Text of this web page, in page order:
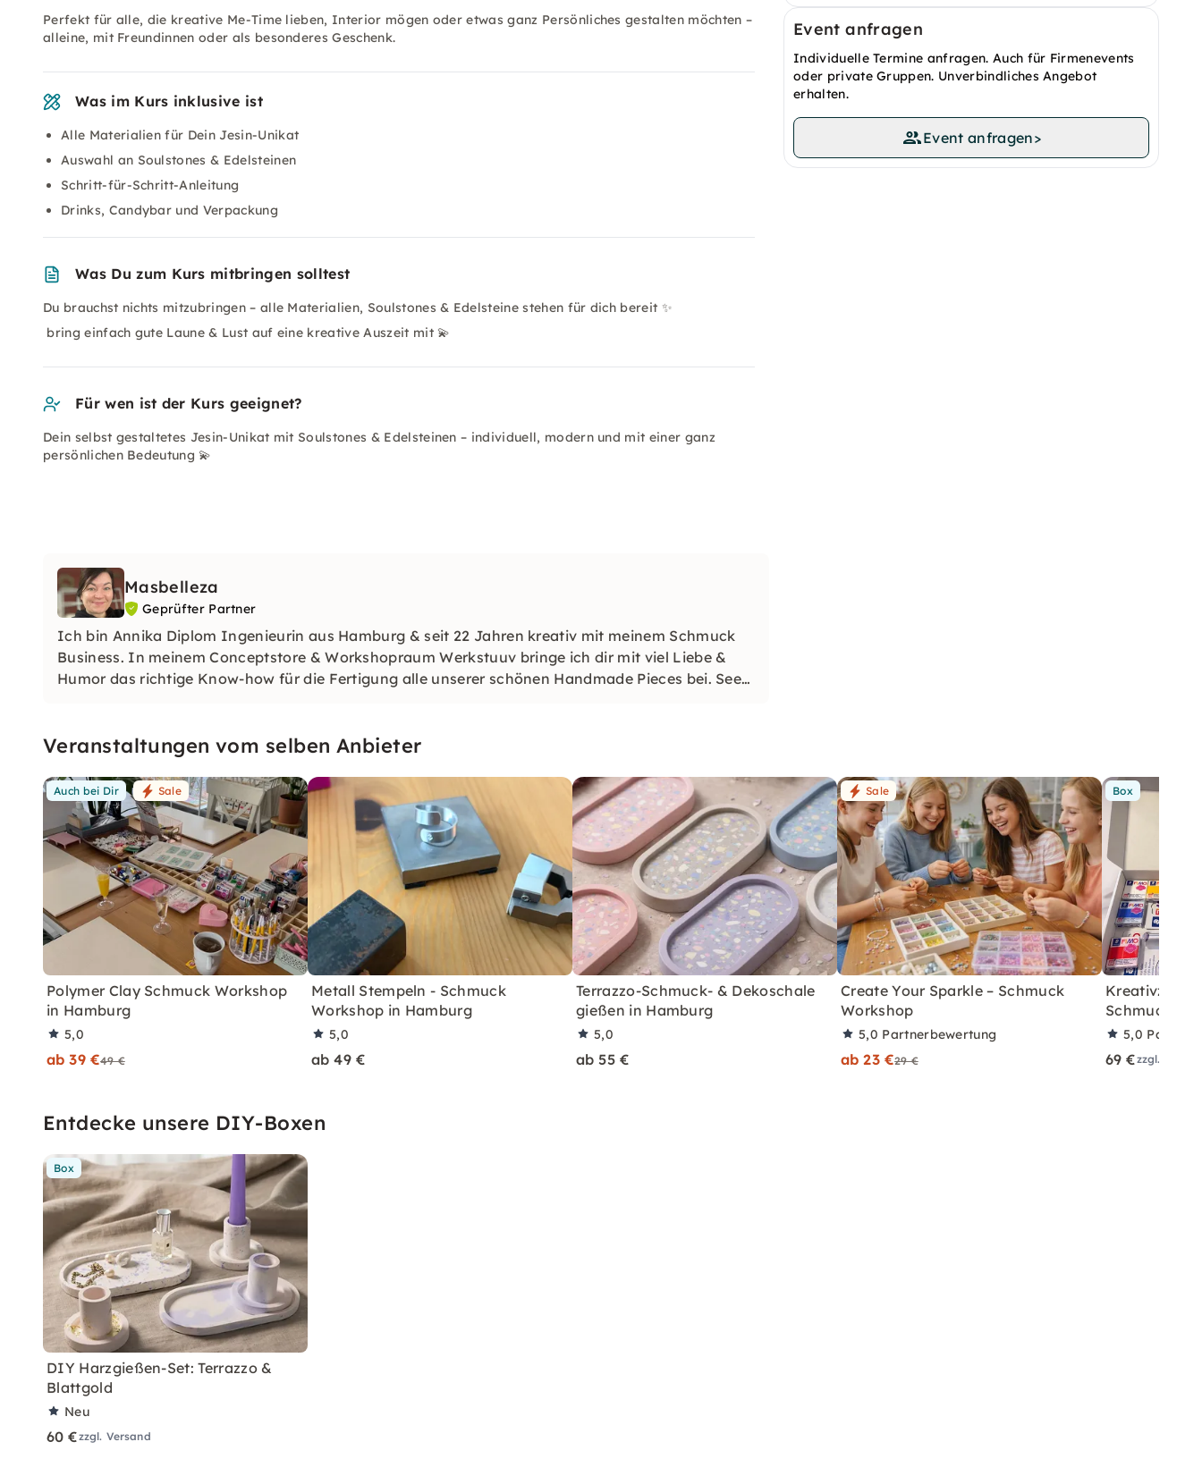
Event anfragen
Individuelle Termine anfragen. Auch für Firmenevents
oder private Gruppen. Unverbindliches Angebot
erhalten.
Event anfragen>
Perfekt für alle, die kreative Me-Time lieben, Interior mögen oder etwas ganz Persönliches gestalten möchten –
alleine, mit Freundinnen oder als besonderes Geschenk.
Was im Kurs inklusive ist
Alle Materialien für Dein Jesin-Unikat
Auswahl an Soulstones & Edelsteinen
Schritt-für-Schritt-Anleitung
Drinks, Candybar und Verpackung
Was Du zum Kurs mitbringen solltest
Du brauchst nichts mitzubringen – alle Materialien, Soulstones & Edelsteine stehen für dich bereit ✨
bring einfach gute Laune & Lust auf eine kreative Auszeit mit 💫
Für wen ist der Kurs geeignet?
Dein selbst gestaltetes Jesin-Unikat mit Soulstones & Edelsteinen – individuell, modern und mit einer ganz
persönlichen Bedeutung 💫
Masbelleza
Geprüfter Partner
Ich bin Annika Diplom Ingenieurin aus Hamburg & seit 22 Jahren kreativ mit meinem Schmuck
Business. In meinem Conceptstore & Workshopraum Werkstuuv bringe ich dir mit viel Liebe &
Humor das richtige Know-how für die Fertigung alle unserer schönen Handmade Pieces bei. See
Veranstaltungen vom selben Anbieter
Auch bei Dir Sale
Polymer Clay Schmuck Workshop
in Hamburg
5,0
ab 39 €49 €
Metall Stempeln - Schmuck
Workshop in Hamburg
5,0
ab 49 €
Terrazzo-Schmuck- & Dekoschale
gießen in Hamburg
5,0
ab 55 €
Sale
Create Your Sparkle – Schmuck
Workshop
5,0 Partnerbewertung
ab 23 €29 €
Box
Kreativzeit
Schmuck
5,0
69 €zzgl.
Entdecke unsere DIY-Boxen
Box
DIY Harzgießen-Set: Terrazzo &
Blattgold
Neu
60 €zzgl. Versand